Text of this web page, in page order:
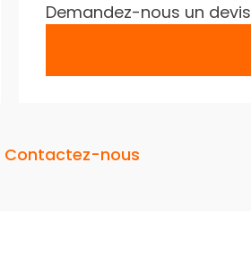
Demandez-nous un devis
Contactez-nous